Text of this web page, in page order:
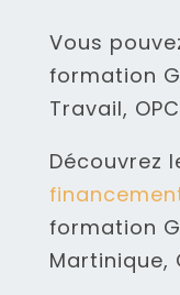
Vous
formation
Travail,
Découvrez
formation
Martinique,